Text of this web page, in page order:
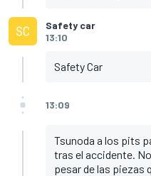
Safety car
13:10
Safety Car
13:09
Tsunoda a los pits
tras el accidente.
pesar de las piezas